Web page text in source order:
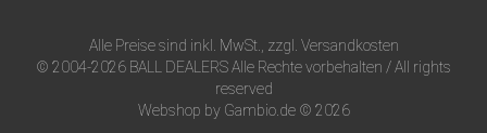
Alle Preise sind inkl. MwSt., zzgl. Versandkosten
© 2004-2026 BALL DEALERS Alle Rechte vorbehalten / All rights
reserved
Webshop by Gambio.de © 2026